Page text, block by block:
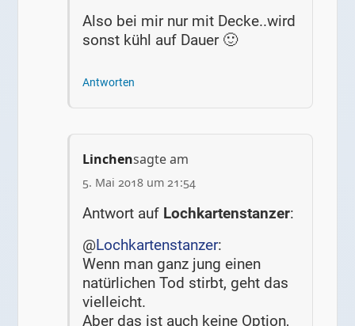
Also bei mir nur mit Decke..wird
sonst kühl auf Dauer 🙂
Antworten
Linchensagte am
5. Mai 2018 um 21:54
Antwort auf Lochkartenstanzer:
@Lochkartenstanzer:
Wenn man ganz jung einen
natürlichen Tod stirbt, geht das
vielleicht.
Aber das ist auch keine Option,